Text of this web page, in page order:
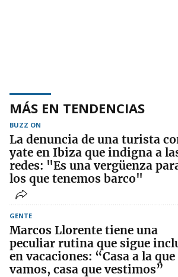
MÁS EN TENDENCIAS
BUZZ ON
La denuncia de una turista
yate en Ibiza que indigna a
redes: "Es una vergüenza
los que tenemos barco"
GENTE
Marcos Llorente tiene una
peculiar rutina que sigue
en vacaciones: “Casa a la que
vamos, casa que vestimos”